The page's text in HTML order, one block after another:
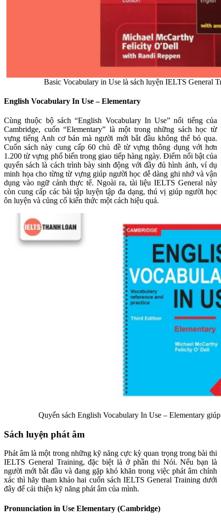
Basic Vocabulary in Use là sách luyện IELTS General
English Vocabulary In Use – Elementary
Cùng thuộc bộ sách “English Vocabulary In Use” nổi tiếng của
Cambridge, cuốn “Elementary” là một trong những sách học từ
vựng tiếng Anh cơ bản mà người mới bắt đầu không thể bỏ qua.
Cuốn sách này cung cấp 60 chủ đề từ vựng thông dụng với hơn
1.200 từ vựng phổ biến trong giao tiếp hàng ngày. Điểm nổi bật của
quyển sách là cách trình bày sinh động với đầy đủ hình ảnh, ví dụ
minh họa cho từng từ vựng giúp người học dễ dàng ghi nhớ và vận
dụng vào ngữ cảnh thực tế. Ngoài ra, tài liệu IELTS General này
còn cung cấp các bài tập luyện tập đa dạng, thú vị giúp người học
ôn luyện và củng cố kiến thức một cách hiệu quả.
Quyển sách English Vocabulary In Use – Elementary
Sách luyện phát âm
Phát âm là một trong những kỹ năng cực kỳ quan trọng trong bài thi
IELTS General Training, đặc biệt là ở phần thi Nói. Nếu bạn là
người mới bắt đầu và đang gặp khó khăn trong việc phát âm chính
xác thì hãy tham khảo hai cuốn sách IELTS General Training dưới
đây để cải thiện kỹ năng phát âm của mình.
Pronunciation in Use Elementary (Cambridge)